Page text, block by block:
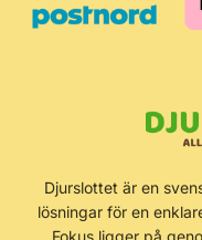
Djurslottet är en
lösningar för en
Fokus ligger på
Integritetspolicy
Användarvillkor